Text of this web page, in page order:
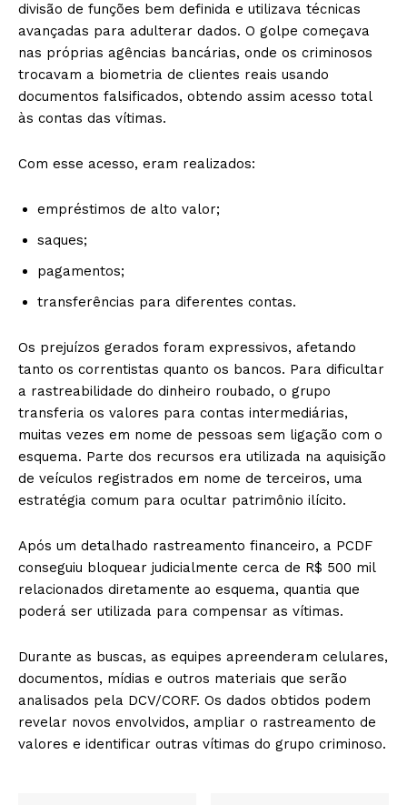
divisão de funções bem definida e utilizava técnicas
avançadas para adulterar dados. O golpe começava
nas próprias agências bancárias, onde os criminosos
trocavam a biometria de clientes reais usando
documentos falsificados, obtendo assim acesso total
às contas das vítimas.
Com esse acesso, eram realizados:
empréstimos de alto valor;
saques;
pagamentos;
transferências para diferentes contas.
Os prejuízos gerados foram expressivos, afetando
tanto os correntistas quanto os bancos. Para dificultar
a rastreabilidade do dinheiro roubado, o grupo
transferia os valores para contas intermediárias,
muitas vezes em nome de pessoas sem ligação com o
esquema. Parte dos recursos era utilizada na aquisição
de veículos registrados em nome de terceiros, uma
estratégia comum para ocultar patrimônio ilícito.
Após um detalhado rastreamento financeiro, a PCDF
conseguiu bloquear judicialmente cerca de R$ 500 mil
relacionados diretamente ao esquema, quantia que
poderá ser utilizada para compensar as vítimas.
Durante as buscas, as equipes apreenderam celulares,
documentos, mídias e outros materiais que serão
analisados pela DCV/CORF. Os dados obtidos podem
revelar novos envolvidos, ampliar o rastreamento de
valores e identificar outras vítimas do grupo criminoso.